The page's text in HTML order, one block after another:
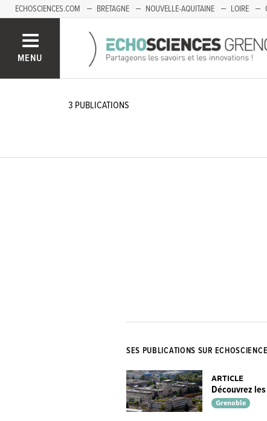
ECHOSCIENCES.COM BRETAGNE NOUVELLE-AQUITAINE LOIRE
MENU
3 PUBLICATIONS
SES PUBLICATIONS SUR
ARTICLE
Découvrez
Grenoble